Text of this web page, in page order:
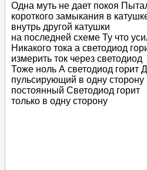
Одна муть не дает покоя
короткого замыкания в
внутрь другой катушки
на последней схеме Ту что
Никакого тока а светодиод
измерить ток через светодиод
Тоже ноль А светодиод горит
пульсирующий в одну сторону
постоянный Светодиод горит
только в одну сторону